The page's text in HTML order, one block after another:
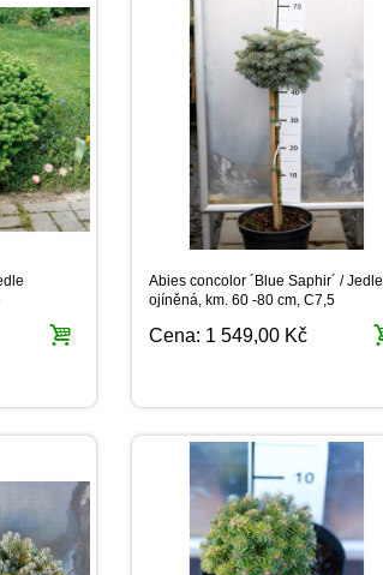
Abies concolor ´Blue Saphir´ / Jedle
ojíněná, km. 60 -80 cm, C7,5
Cena: 1 549,00 Kč